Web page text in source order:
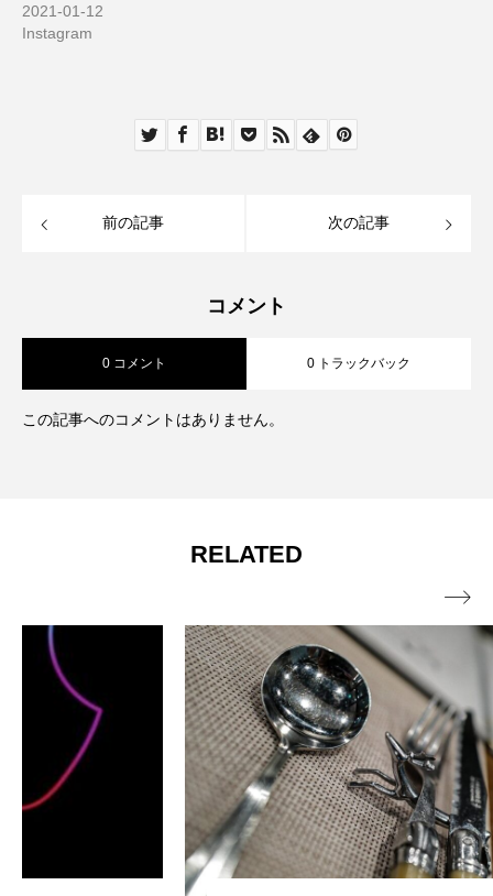
2021-01-12
Instagram
前の記事 次の記事
コメント
0 コメント 0 トラックバック
この記事へのコメントはありません。
RELATED
